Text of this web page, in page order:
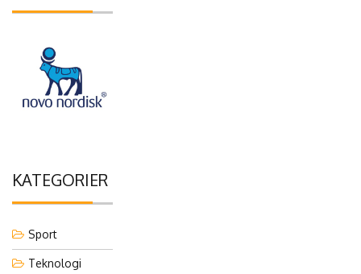
KATEGORIER
Sport
Teknologi